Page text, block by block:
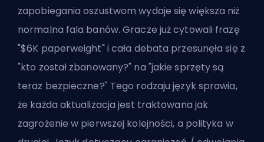
zapobiegania oszustwom wydaje się większa niż
normalna fala banów. Gracze już cytowali frazę
"$6K paperweight" i cała debata przesunęła się z
"kto został zbanowany?" na "jakie sprzęty są
teraz bezpieczne?" Tego rodzaju język sprawia,
że każda aktualizacja jest traktowana jak
zagrożenie w pierwszej kolejności, a polityka w